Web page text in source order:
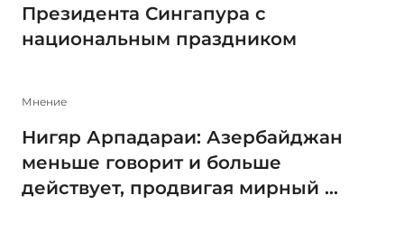
Президента Сингапура с
национальным праздником
Мнение
Нигяр Арпадараи: Азербайджан
меньше говорит и больше
действует, продвигая мирный ...